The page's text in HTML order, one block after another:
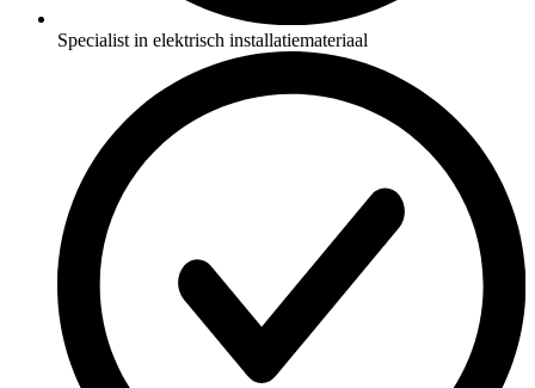
Specialist in elektrisch installatiemateriaal